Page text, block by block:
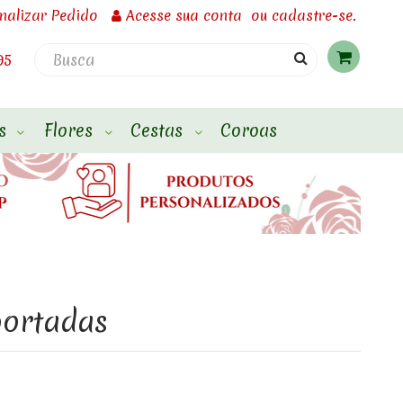
Pedido Acesse sua conta ou cadastre-se.
Flores Cestas Coroas